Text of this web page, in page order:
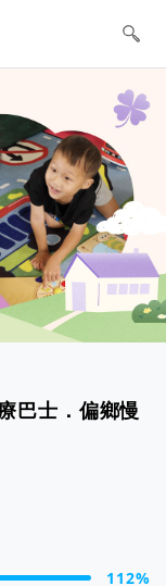
灣最值得信賴的群眾
台
巴士．偏鄉慢
112%